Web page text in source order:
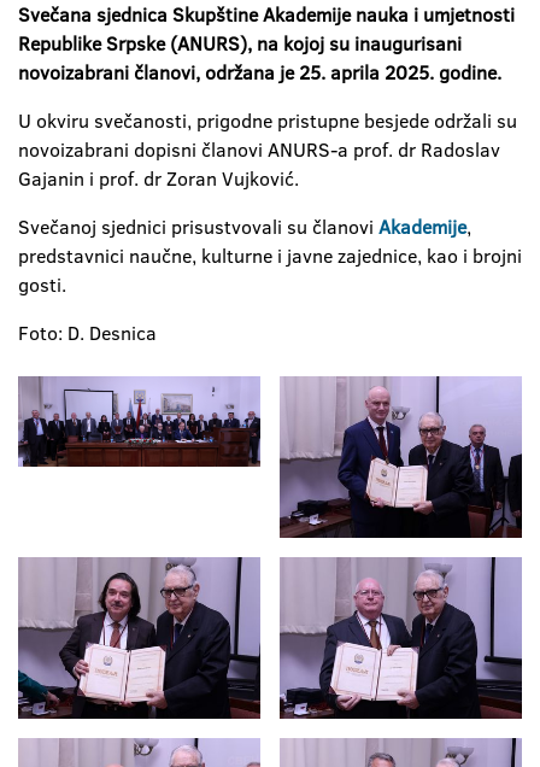
Svečana sjednica Skupštine Akademije nauka i umjetnosti
Republike Srpske (ANURS), na kojoj su inaugurisani
novoizabrani članovi, održana je 25. aprila 2025. godine.
U okviru svečanosti, prigodne pristupne besjede održali su
novoizabrani dopisni članovi ANURS-a prof. dr Radoslav
Gajanin i prof. dr Zoran Vujković.
Svečanoj sjednici prisustvovali su članovi Akademije,
predstavnici naučne, kulturne i javne zajednice, kao i brojni
gosti.
Foto: D. Desnica